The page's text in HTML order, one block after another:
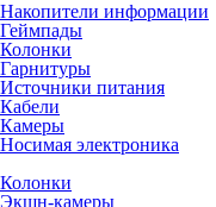
Накопители информации
Геймпады
Колонки
Гарнитуры
Источники питания
Кабели
Камеры
Носимая электроника
Колонки
Экшн-камеры